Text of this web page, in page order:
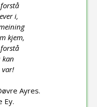
i,
kjem,
kan
var!
Ayres.
Ey.